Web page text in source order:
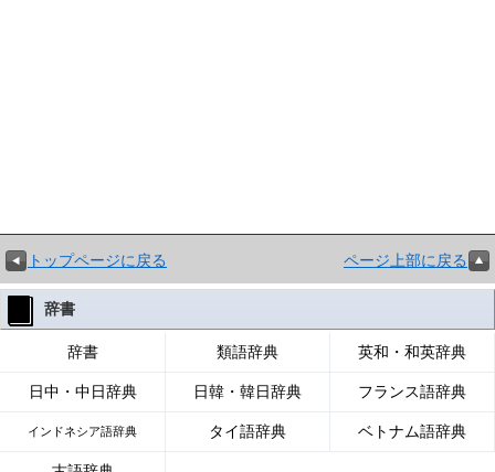
トップページに戻る ページ上部に戻る
辞書
辞書 類語辞典 英和・和英辞典
日中・中日辞典 日韓・韓日辞典 フランス語辞典
インドネシア語辞典 タイ語辞典 ベトナム語辞典